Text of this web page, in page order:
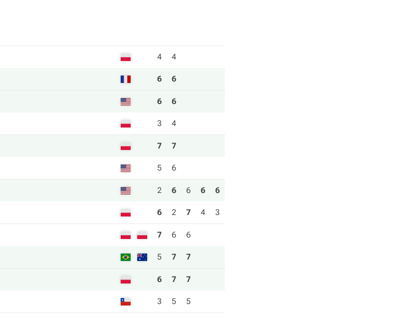
4 4
6 6
6 6
3 4
7 7
5 6
2 6 6 6 6
6 2 7 4 3
7 6 6
5 7 7
6 7 7
3 5 5